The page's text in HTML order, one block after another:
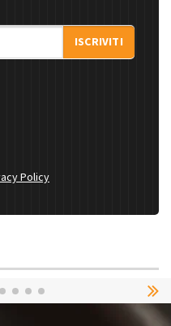
ISCRIVITI
Policy